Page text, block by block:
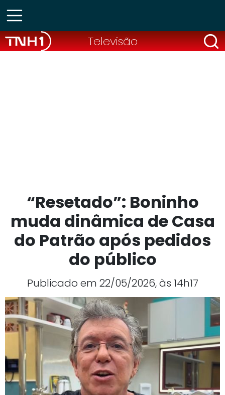
Televisão
“Resetado”: Boninho
muda dinâmica de Casa
do Patrão após pedidos
do público
Publicado em 22/05/2026, às 14h17